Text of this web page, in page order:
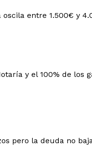
entre 1.500€ y
y el 100% de los
pero la deuda no